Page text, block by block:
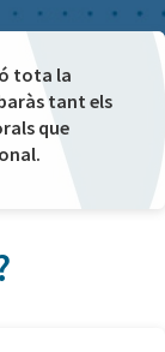
tota la
tant els
que